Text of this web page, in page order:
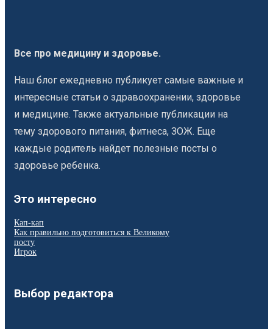
Все про медицину и здоровье.
Наш блог ежедневно публикует самые важные и
интересные статьи о здравоохранении, здоровье
и медицине. Также актуальные публикации на
тему здорового питания, фитнеса, ЗОЖ. Еще
каждые родитель найдет полезные посты о
здоровье ребенка.
Это интересно
Кап-кап
Как правильно подготовиться к Великому
посту
Игрок
Выбор редактора